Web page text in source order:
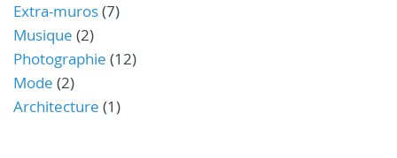
Extra-muros(7)
Musique (2)
Photographie (12)
Mode (2)
Architecture (1)